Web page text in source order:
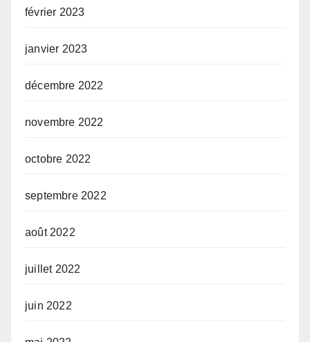
février 2023
janvier 2023
décembre 2022
novembre 2022
octobre 2022
septembre 2022
août 2022
juillet 2022
juin 2022